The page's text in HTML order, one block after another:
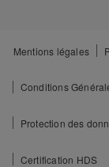
Mentions légales
Conditions
Protection des
Certification HDS